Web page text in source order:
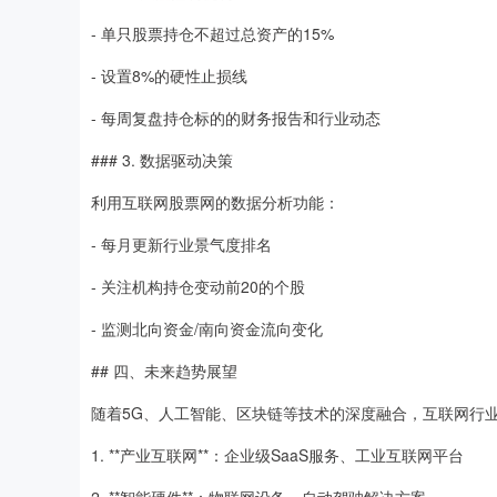
- 单只股票持仓不超过总资产的15%
- 设置8%的硬性止损线
- 每周复盘持仓标的的财务报告和行业动态
### 3. 数据驱动决策
利用互联网股票网的数据分析功能：
- 每月更新行业景气度排名
- 关注机构持仓变动前20的个股
- 监测北向资金/南向资金流向变化
## 四、未来趋势展望
随着5G、人工智能、区块链等技术的深度融合，互联网行
1. **产业互联网**：企业级SaaS服务、工业互联网平台